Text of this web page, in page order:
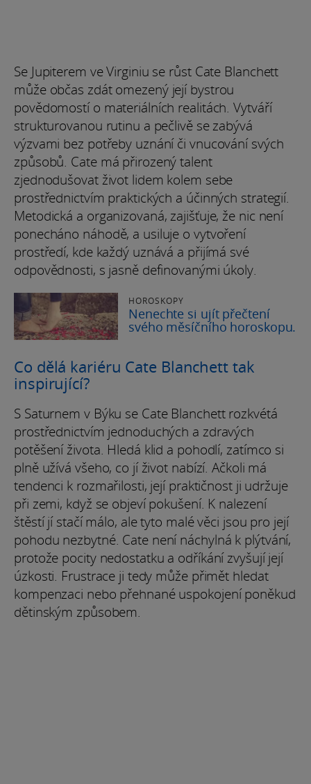
Se Jupiterem ve Virginiu se růst Cate Blanchett
může občas zdát omezený její bystrou
povědomostí o materiálních realitách. Vytváří
strukturovanou rutinu a pečlivě se zabývá
výzvami bez potřeby uznání či vnucování svých
způsobů. Cate má přirozený talent
zjednodušovat život lidem kolem sebe
prostřednictvím praktických a účinných strategií.
Metodická a organizovaná, zajišťuje, že nic není
ponecháno náhodě, a usiluje o vytvoření
prostředí, kde každý uznává a přijímá své
odpovědnosti, s jasně definovanými úkoly.
HOROSKOPY
Nenechte si ujít přečtení
svého měsíčního horoskopu.
Co dělá kariéru Cate Blanchett tak
inspirující?
S Saturnem v Býku se Cate Blanchett rozkvétá
prostřednictvím jednoduchých a zdravých
potěšení života. Hledá klid a pohodlí, zatímco si
plně užívá všeho, co jí život nabízí. Ačkoli má
tendenci k rozmařilosti, její praktičnost ji udržuje
při zemi, když se objeví pokušení. K nalezení
štěstí jí stačí málo, ale tyto malé věci jsou pro její
pohodu nezbytné. Cate není náchylná k plýtvání,
protože pocity nedostatku a odříkání zvyšují její
úzkosti. Frustrace ji tedy může přimět hledat
kompenzaci nebo přehnané uspokojení poněkud
dětinským způsobem.